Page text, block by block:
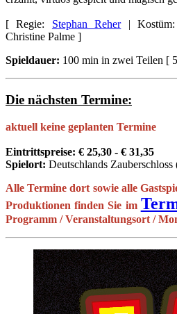
[ Regie: Stephan Reher| Kostüm:
Christine Palme ]
Spieldauer: 100 min in zwei Teilen [
Die nächsten Termine:
aktuell keine geplanten Termine
Eintrittspreise: € 25,30 - € 31,35
Spielort: Deutschlands
Alle Termine dort sowie alle
Produktionen finden Sie im
Programm / Veranstaltungsort /